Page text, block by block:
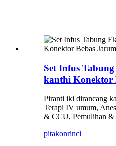
Set Infus
kanthi Konektor
Piranti iki dirancang
Terapi IV umum,
& CCU, Pemulihan
pitakonrinci